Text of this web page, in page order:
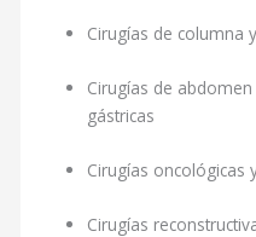
Cirugías de columna
Cirugías de
gástricas
Cirugías oncológicas
Cirugías